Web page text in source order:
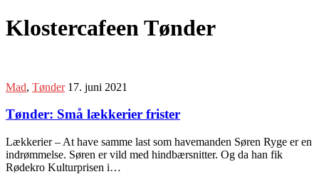
Klostercafeen Tønder
Mad, Tønder 17. juni 2021
Tønder: Små lækkerier frister
Lækkerier – At have samme last som havemanden Søren Ryge er en
indrømmelse. Søren er vild med hindbærsnitter. Og da han fik
Rødekro Kulturprisen i…